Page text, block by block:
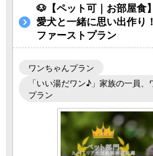
🐶【ペット可｜お部屋食
愛犬と一緒に思い出作り
ファーストプラン
ワンちゃんプラン
「いい湯だワン♪」家族の一員
プラン